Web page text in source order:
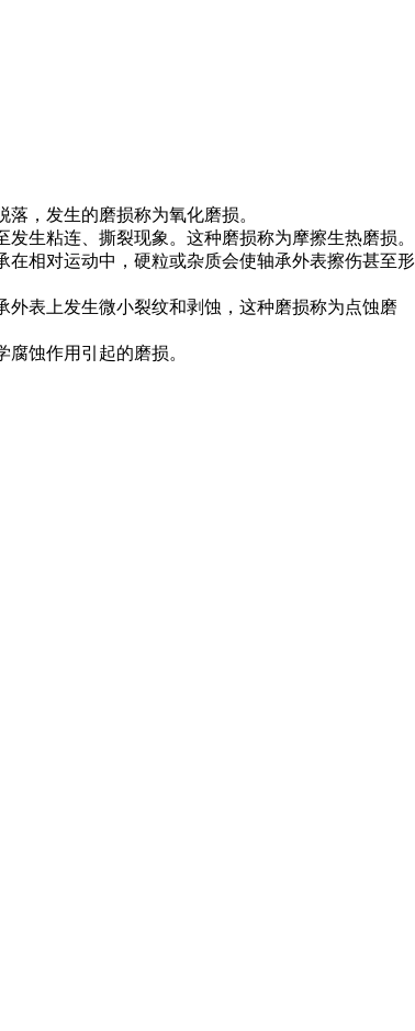
，发生的磨损称为氧化磨损。
生粘连、撕裂现象。这种磨损称为摩擦生热磨损。
相对运动中，硬粒或杂质会使轴承外表擦伤甚至形
表上发生微小裂纹和剥蚀，这种磨损称为点蚀磨
蚀作用引起的磨损。